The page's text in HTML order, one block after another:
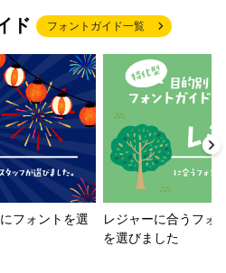
ド フォントガイド一覧
フォントを選
レジャーに合うフォ
を選びました